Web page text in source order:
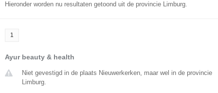
Hieronder worden nu resultaten getoond uit de provincie Limburg.
1
Ayur beauty & health
Niet gevestigd in de plaats Nieuwerkerken, maar wel in de provincie
Limburg.